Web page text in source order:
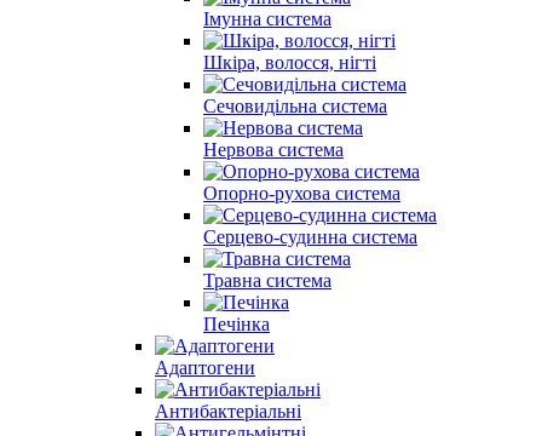
Імунна система
Шкіра, волосся, нігті
Сечовидільна система
Нервова система
Опорно-рухова система
Серцево-судинна система
Травна система
Печінка
Адаптогени
Антибактеріальні